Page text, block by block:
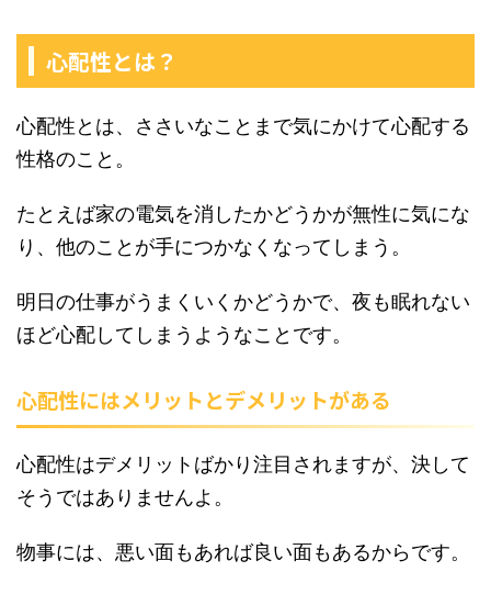
心配性とは？
心配性とは、ささいなことまで気にかけて心配する
性格のこと。
たとえば家の電気を消したかどうかが無性に気にな
り、他のことが手につかなくなってしまう。
明日の仕事がうまくいくかどうかで、夜も眠れない
ほど心配してしまうようなことです。
心配性にはメリットとデメリットがある
心配性はデメリットばかり注目されますが、決して
そうではありませんよ。
物事には、悪い面もあれば良い面もあるからです。